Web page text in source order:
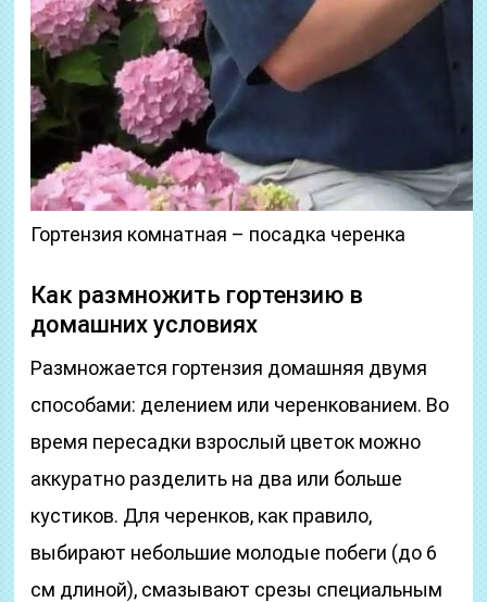
Гортензия комнатная – посадка черенка
Как размножить гортензию в
домашних условиях
Размножается гортензия домашняя двумя
способами: делением или черенкованием. Во
время пересадки взрослый цветок можно
аккуратно разделить на два или больше
кустиков. Для черенков, как правило,
выбирают небольшие молодые побеги (до 6
см длиной), смазывают срезы специальным